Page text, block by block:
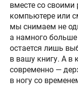
вместе со своими
компьютере или
мы снимаем не
а намного
остается лишь
в вашу книгу. А в
современно —
в ногу со